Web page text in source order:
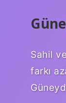
Sahil
farkı